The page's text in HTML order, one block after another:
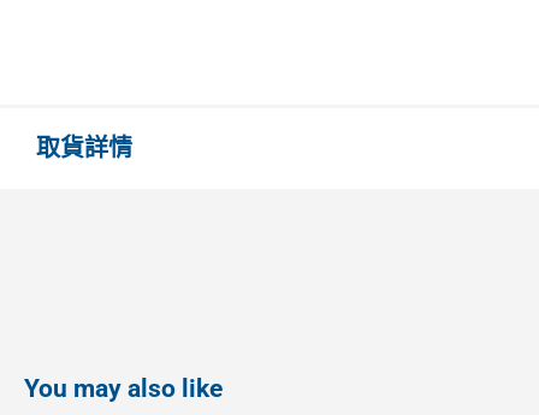
取貨詳情
You may also like